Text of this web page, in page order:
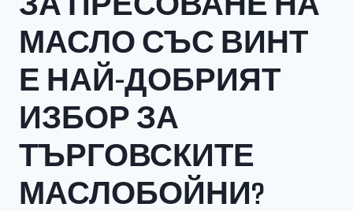
МАСЛО СЪС ВИНТ
Е НАЙ-ДОБРИЯТ
ИЗБОР ЗА
ТЪРГОВСКИТЕ
МАСЛОБОЙНИ?